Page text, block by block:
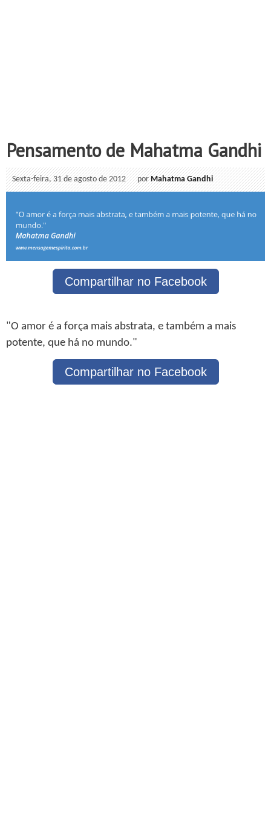
Pensamento de Mahatma Gandhi
Sexta-feira, 31 de agosto de 2012 porMahatma Gandhi
Compartilhar no Facebook
"O amor é a força mais abstrata, e também a mais
potente, que há no mundo."
Compartilhar no Facebook